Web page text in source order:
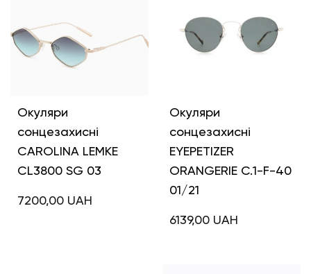
Окуляри
сонцезахисні
CAROLINA LEMKE
CL3800 SG 03
7200,00 UAH
Окуляри
сонцезахисні
EYEPETIZER
ORANGERIE C.1-F-40
01/21
6139,00 UAH